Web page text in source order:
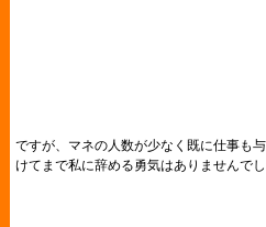
ですが、マネの人数が少なく既に仕事も
けてまで私に辞める勇気はありませんでし